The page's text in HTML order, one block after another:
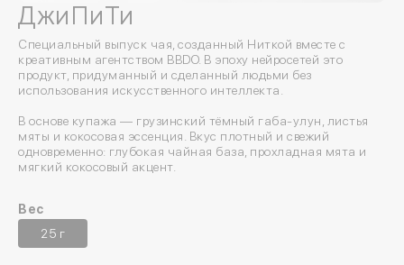
ДжиПиТи
Специальный выпуск чая, созданный Ниткой вместе с
креативным агентством BBDO. В эпоху нейросетей это
продукт, придуманный и сделанный людьми без
использования искусственного интеллекта.
В основе купажа — грузинский тёмный габа-улун, листья
мяты и кокосовая эссенция. Вкус плотный и свежий
одновременно: глубокая чайная база, прохладная мята и
мягкий кокосовый акцент.
Вес
25 г